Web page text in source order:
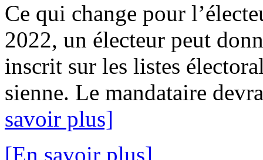
Ce qui change pour
2022, un électeur peut
inscrit sur les listes
sienne. Le mandataire
savoir plus]
[En savoir plus]